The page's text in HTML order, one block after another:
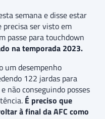
semana e disse estar
precisa ser visto em
passe para touchdown
na temporada 2023.
um desempenho
122 jardas para
não conseguindo posses
É preciso que
à final da AFC como